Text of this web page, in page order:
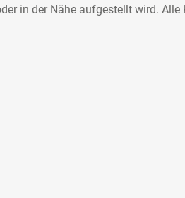
in der Nähe aufgestellt wird.